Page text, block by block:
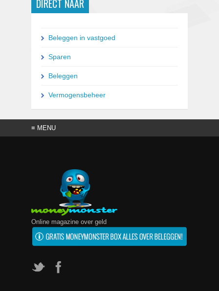
d
i
e
d
e
g
e
l
a
t
DIRECT NAAR
Beleggen in vastgoed
Sparen
Beleggen
Vermogensbeheer
Online magazine over geld